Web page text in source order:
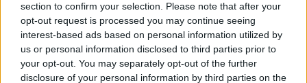
section to confirm your selection. Please note that after your
opt-out request is processed you may continue seeing
interest-based ads based on personal information utilized by
us or personal information disclosed to third parties prior to
your opt-out. You may separately opt-out of the further
disclosure of your personal information by third parties on the
Ξεκινούν οι ετήσιες Καλοκαιρινές Εκθέσεις του Φεστιβάλ
Κινηματογράφου Χανίων
Ισπανία: Απολιθώματα αποκαλύπτουν ότι οι πρώτοι